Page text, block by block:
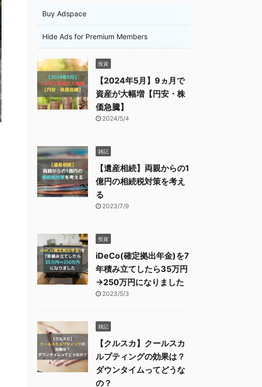
Buy Adspace
Hide Ads for Premium Members
投資
【2024年5月】9ヵ月で
資産が大幅増【円安・株
価急騰】
2024/5/4
雑記
【遺産相続】両親からの1
億円の相続税対策を考え
る
2023/7/9
投資
iDeCo(確定拠出年金)を7
年積み立てしたら35万円
→250万円になりました
2023/5/3
雑記
【クルスカ】クールスカ
ルプティングの効果は？
ダウンタイムってどうな
の？